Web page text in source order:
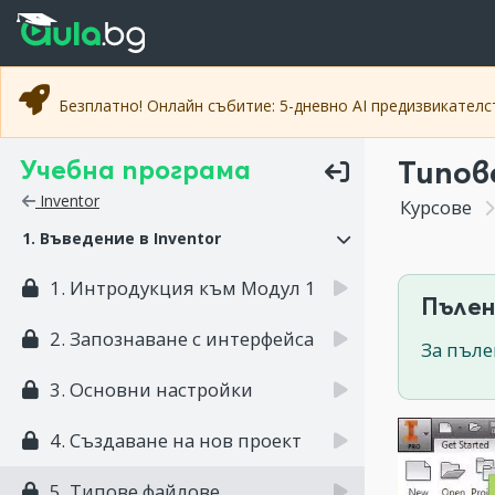
Прескочи към основното съдържание
Прескочи към навигацията
Безплатно! Онлайн събитие: 5-дневно AI
Учебна програма
Inventor
1. Въведение в Inventor
1. Интродукция към Модул 1
2. Запознаване с интерфейса
3. Основни настройки
4. Създаване на нов проект
Курсове
За